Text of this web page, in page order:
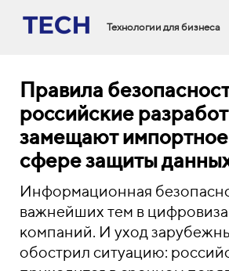
Технологии для бизнеса
Правила
российские
замещают
сфере защиты
Информационная
важнейших тем в
компаний. И уход
обострил ситуацию: